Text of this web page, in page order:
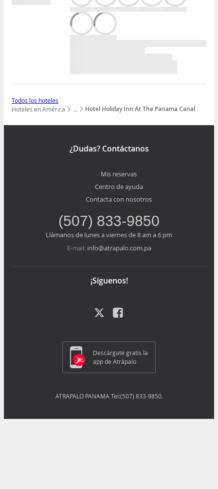
Todos los hoteles
…
Mostrar todos los niveles
Hoteles en América Hotel Holiday Inn At The Panama Canal
¿Dudas? Contáctanos
Mis reservas
Centro de ayuda
Contacta con nosotros
(507) 833-9850
Llámanos de lunes a viernes de 8 am a 6 pm
E-mail: info@atrapalo.com.pa
¡Síguenos!
Descárgate gratis la
app de Atrápalo
ATRAPALO PANAMA Tel:(507) 833-9850.